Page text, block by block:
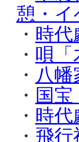
憩・イ
・ 時
・ 唄「
・ 八
・ 国
・ 時
・ 飛行